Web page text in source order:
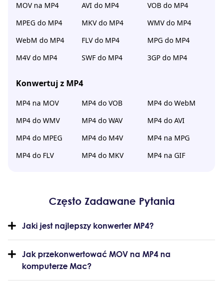
MOV na MP4 AVI do MP4
VOB do MP4
MPEG do MP4
MKV do MP4
WMV do MP4
WebM do MP4
FLV do MP4
MPG do MP4
M4V do MP4
SWF do MP4 3GP do MP4
Konwertuj z MP4
MP4 na MOV MP4 do VOB
MP4 do WebM
MP4 do WMV
MP4 do WAV
MP4 do AVI
MP4 do MPEG
MP4 do M4V
MP4 na MPG
MP4 do FLV
MP4 do MKV MP4 na GIF
Często Zadawane Pytania
Jaki jest najlepszy konwerter MP4?
Jak przekonwertować MOV na MP4 na
komputerze Mac?